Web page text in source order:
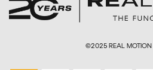
©2025 REAL MOTION |